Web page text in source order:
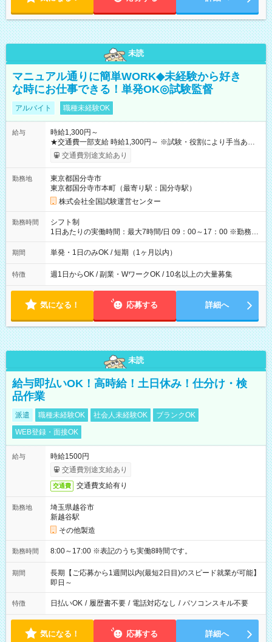
未読
マニュアル通りに簡単WORK◆未経験から好き
な時にお仕事できる！単発OK◎試験監督
アルバイト 職種未経験OK
給与
時給1,300円～
★交通費一部支給 時給1,300円～ ※試験・役割により手当あり
※勤務回数により昇給あり 【即給（前払い）オプションあ
り！】 希望される場合、勤務から1週間ほどで給与の一部を受け
例】 ・河合塾模擬試験 8:30～17:30（休憩1時間） 時給1,300円
×8時間＝日収10,400円＋交通費 ※当日の役割により時給＋100
円の場合あり ・国家試験 7:00～13:30（休憩なし） 時給1,300
円（役割手当＋100円）×6時間＝日収8,400円＋交通費 【試用期
間】試用期間なし
交通費別途支給あり
勤務地
東京都国分寺市
東京都国分寺市本町（最寄り駅：国分寺駅）
株式会社全国試験運営センター
勤務時間
シフト制
1日あたりの実働時間：最大7時間/日 09：00～17：00 ※勤務時
間は 試験により異なります。
期間 単発・1日のみOK / 短期（1ヶ月以内）
特徴 週1日からOK / 副業・WワークOK / 10名以上の大量募集
気になる！ 応募する 詳細へ
未読
給与即払いOK！高時給！土日休み！仕分け・検
品作業
派遣 職種未経験OK 社会人未経験OK
ブランクOK
WEB登録・面接OK
給与
時給1500円
交通費別途支給あり
交通費 交通費支給有り
勤務地
埼玉県越谷市
新越谷駅
その他製造
勤務時間 8:00～17:00 ※表記のうち実働8時間です。
期間
長期【ご応募から1週間以内(最短2日目)のスピード就業が可能】
即日～
特徴 日払いOK / 履歴書不要 / 電話対応なし / パソコンスキル不要
気になる！ 応募する 詳細へ